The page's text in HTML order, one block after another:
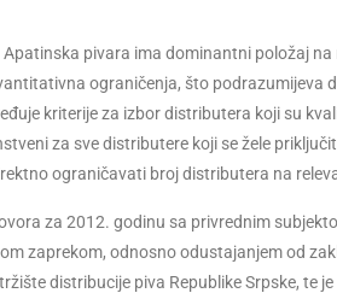
pivara ima dominantni položaj
ograničenja, što podrazumijeva
kriterije za izbor distributera koji su
za sve distributere koji se žele
ograničavati broj distributera na
za 2012. godinu sa privrednim
zaprekom, odnosno odustajanjem od
distribucije piva Republike Srpske, te